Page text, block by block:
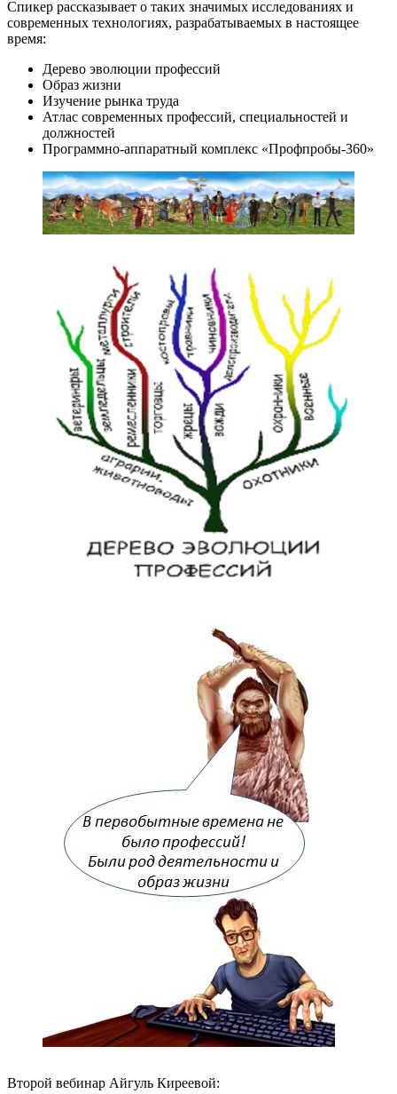
Спикер рассказывает о таких значимых исследованиях и
современных технологиях, разрабатываемых в настоящее
время:
Дерево эволюции профессий
Образ жизни
Изучение рынка труда
Атлас современных профессий, специальностей и
должностей
Программно-аппаратный комплекс «Профпробы-360»
Второй вебинар Айгуль Киреевой: